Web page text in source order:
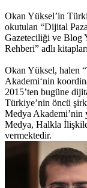
Okan Yüksel’in
okutulan “Dijital
Gazeteciliği ve Blog
Rehberi” adlı
Okan Yüksel, halen
Akademi‘nin
2015’ten bugüne
Türkiye’nin öncü
Medya Akademi’nin
Medya, Halkla
vermektedir.